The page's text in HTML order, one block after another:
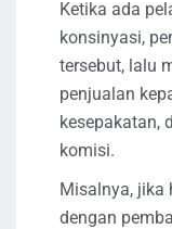
Ketika ada
konsinyasi,
tersebut, lalu
penjualan
kesepakatan,
komisi.
Misalnya, jika
dengan